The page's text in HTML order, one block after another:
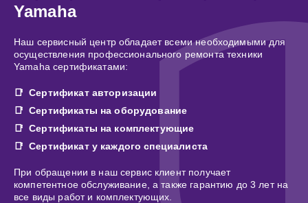
Yamaha
Наш сервисный центр обладает всеми необходимыми для
осуществления профессионального ремонта техники
Yamaha сертификатами:
Сертификат авторизации
Сертификаты на оборудование
Сертификаты на комплектующие
Сертификат у каждого специалиста
При обращении в наш сервис клиент получает
компетентное обслуживание, а также гарантию до 3 лет на
все виды работ и комплектующих.